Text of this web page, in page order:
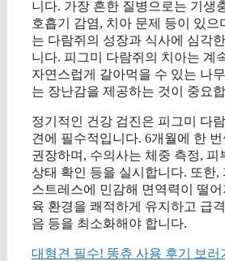
니다. 가장 흔한 질병으로는 기생
호흡기 감염, 치아 문제 등이 있으
는 다람쥐의 성장과 식사에 심각
니다. 피그미 다람쥐의 치아는 계
자연스럽게 갈아먹을 수 있는 나
는 장난감을 제공하는 것이 중요
정기적인 건강 검진은 피그미 다
견에 필수적입니다. 6개월에 한
권장하며, 수의사는 체중 측정, 피
상태 확인 등을 실시합니다. 또한,
스트레스에 민감해 면역력이 떨
육 환경을 쾌적하게 유지하고 급
음 등을 최소화해야 합니다.
대형견 필수! 똥츄 사용 후기 보러